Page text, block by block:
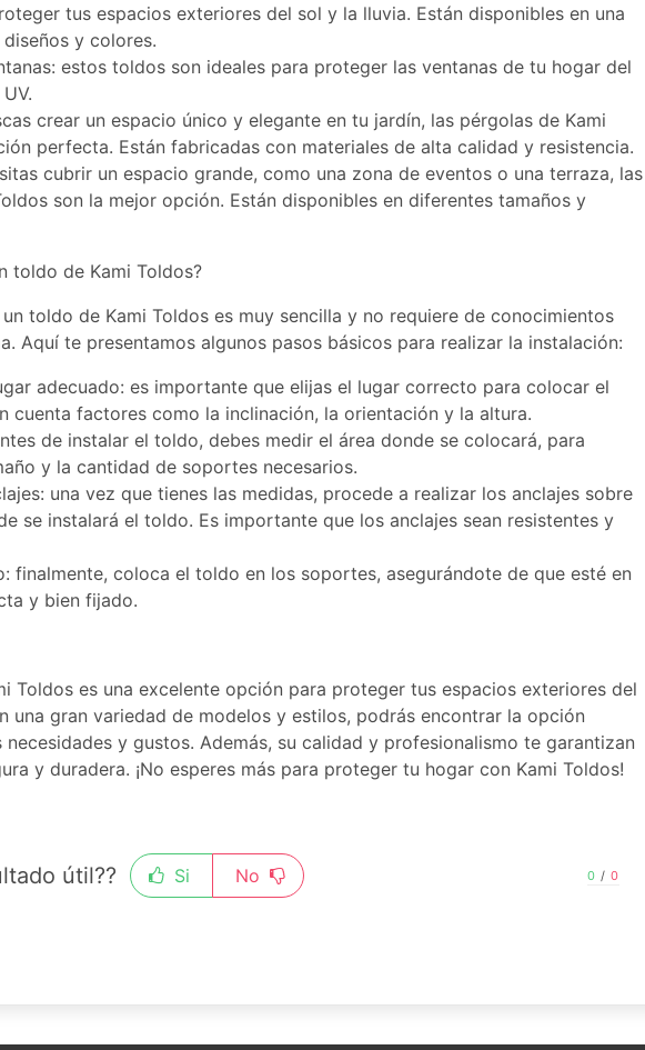
tus espacios exteriores del sol y la lluvia. Están disponibles en una
y colores.
estos toldos son ideales para proteger las ventanas de tu hogar del
crear un espacio único y elegante en tu jardín, las pérgolas de Kami
perfecta. Están fabricadas con materiales de alta calidad y resistencia.
cubrir un espacio grande, como una zona de eventos o una terraza, las
son la mejor opción. Están disponibles en diferentes tamaños y
toldo de Kami Toldos?
toldo de Kami Toldos es muy sencilla y no requiere de conocimientos
Aquí te presentamos algunos pasos básicos para realizar la instalación:
adecuado: es importante que elijas el lugar correcto para colocar el
cuenta factores como la inclinación, la orientación y la altura.
de instalar el toldo, debes medir el área donde se colocará, para
y la cantidad de soportes necesarios.
una vez que tienes las medidas, procede a realizar los anclajes sobre
se instalará el toldo. Es importante que los anclajes sean resistentes y
finalmente, coloca el toldo en los soportes, asegurándote de que esté en
y bien fijado.
Toldos es una excelente opción para proteger tus espacios exteriores del
una gran variedad de modelos y estilos, podrás encontrar la opción
y gustos. Además, su calidad y profesionalismo te garantizan
y duradera. ¡No esperes más para proteger tu hogar con Kami Toldos!
útil?? Si No 0 / 0